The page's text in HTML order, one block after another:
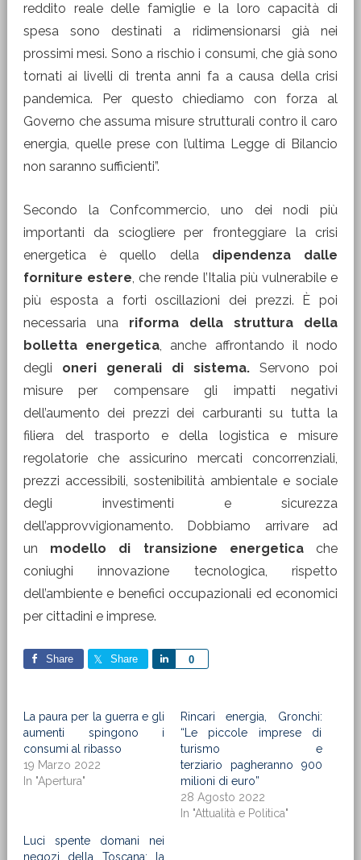
reddito reale delle famiglie e la loro capacità di
spesa sono destinati a ridimensionarsi già nei
prossimi mesi. Sono a rischio i consumi, che già sono
tornati ai livelli di trenta anni fa a causa della crisi
pandemica. Per questo chiediamo con forza al
Governo che assuma misure strutturali contro il caro
energia, quelle prese con l’ultima Legge di Bilancio
non saranno sufficienti”.
Secondo la Confcommercio, uno dei nodi più
importanti da sciogliere per fronteggiare la crisi
energetica è quello della dipendenza dalle
forniture estere, che rende l’Italia più vulnerabile e
più esposta a forti oscillazioni dei prezzi. È poi
necessaria una riforma della struttura della
bolletta energetica, anche affrontando il nodo
degli oneri generali di sistema. Servono poi
misure per compensare gli impatti negativi
dell’aumento dei prezzi dei carburanti su tutta la
filiera del trasporto e della logistica e misure
regolatorie che assicurino mercati concorrenziali,
prezzi accessibili, sostenibilità ambientale e sociale
degli investimenti e sicurezza
dell’approvvigionamento. Dobbiamo arrivare ad
un modello di transizione energeticache
coniughi innovazione tecnologica, rispetto
dell’ambiente e benefici occupazionali ed economici
per cittadini e imprese.
Share Share 0
Share
La paura per la guerra e gli
aumenti spingono i
consumi al ribasso
19 Marzo 2022
In "Apertura"
Rincari energia, Gronchi:
“Le piccole imprese di
turismo e
terziario pagheranno 900
milioni di euro”
28 Agosto 2022
In "Attualità e Politica"
Luci spente domani nei
negozi della Toscana: la